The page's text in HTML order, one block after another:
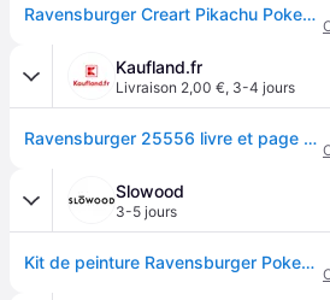
Ravensburger Creart Pikachu Pokemon Pencils Multicolore Enfants
Kaufland.fr
Livraison 2,00 €, 3-4 jours
Ravensburger 25556 livre et page à colorier Couleur par kit de peinture par numéros
Slowood
3-5 jours
Kit de peinture Ravensburger Pokemon Pikachu - Rouge